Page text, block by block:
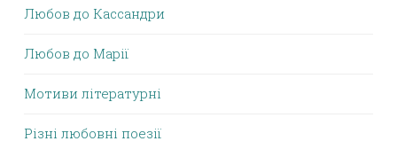
Любов до Кассандри
Любов до Марії
Мотиви літературні
Різні любовні поезії